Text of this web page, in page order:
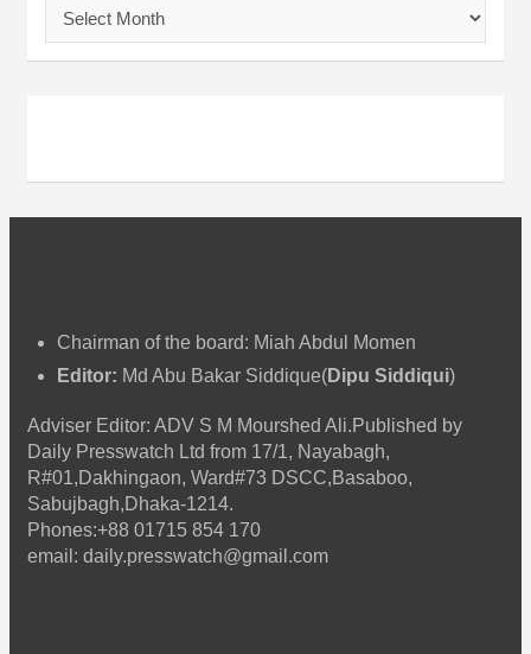
ই
Chairman of the board: Miah Abdul Momen
Editor: Md Abu Bakar Siddique(Dipu Siddiqui)
Adviser Editor: ADV S M Mourshed Ali.Published by
Daily Presswatch Ltd from 17/1, Nayabagh,
R#01,Dakhingaon, Ward#73 DSCC,Basaboo,
Sabujbagh,Dhaka-1214.
Phones:+88 01715 854 170
email: daily.presswatch@gmail.com